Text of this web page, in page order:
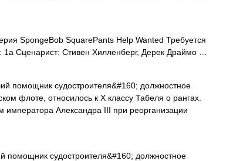
SpongeBob SquarePants Help Wanted Требуется
Сценарист: Стивен Хилленберг, Дерек Драймо …
помощник судостроителя&#160; должностное
флоте, относилось к X классу Табеля о рангах.
императора Александра III при реорганизации
помощник судостроителя&#160; должностное